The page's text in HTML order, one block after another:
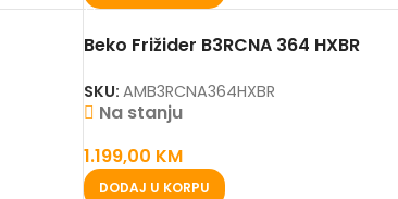
Beko Frižider B3RCNA 364 HXBR
SKU: AMB3RCNA364HXBR
Na stanju
1.199,00 KM
DODAJ U KORPU